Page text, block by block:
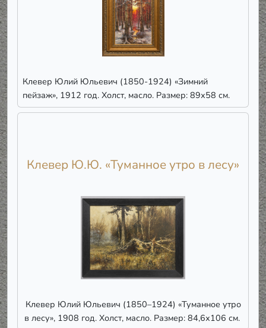
Клевер Юлий Юльевич (1850-1924) «Зимний
пейзаж», 1912 год. Холст, масло. Размер: 89х58 см.
Клевер Ю.Ю. «Туманное утро в лесу»
Клевер Юлий Юльевич (1850–1924) «Туманное утро
в лесу», 1908 год. Холст, масло. Размер: 84,6х106 см.